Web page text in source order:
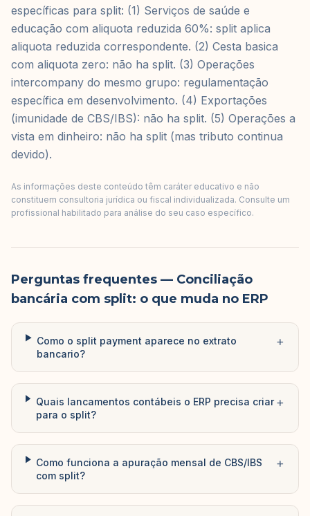
específicas para split: (1) Serviços de saúde e
educação com aliquota reduzida 60%: split aplica
aliquota reduzida correspondente. (2) Cesta basica
com aliquota zero: não ha split. (3) Operações
intercompany do mesmo grupo: regulamentação
específica em desenvolvimento. (4) Exportações
(imunidade de CBS/IBS): não ha split. (5) Operações a
vista em dinheiro: não ha split (mas tributo continua
devido).
As informações deste conteúdo têm caráter educativo e não
constituem consultoria jurídica ou fiscal individualizada. Consulte um
profissional habilitado para análise do seu caso específico.
Perguntas frequentes — Conciliação
bancária com split: o que muda no ERP
Como o split payment aparece no extrato
bancario?
+
Quais lancamentos contábeis o ERP precisa criar
para o split?
+
Como funciona a apuração mensal de CBS/IBS
com split?
+